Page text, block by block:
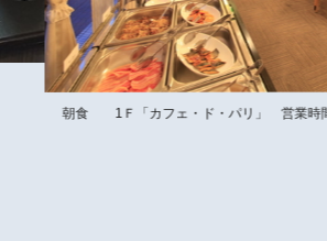
朝食 1Ｆ「カフェ・ド・パリ」 営業時間6：30